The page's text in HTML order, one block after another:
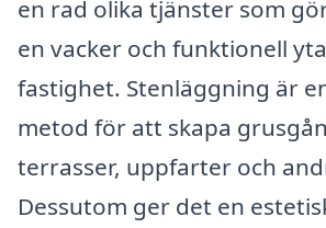
en rad olika tjänster som
en vacker och funktionell
fastighet. Stenläggning är
metod för att skapa
terrasser, uppfarter och
Dessutom ger det en